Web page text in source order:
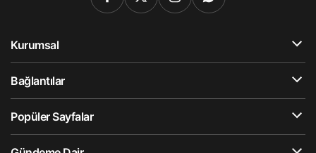
Kurumsal
Bağlantılar
Popüler Sayfalar